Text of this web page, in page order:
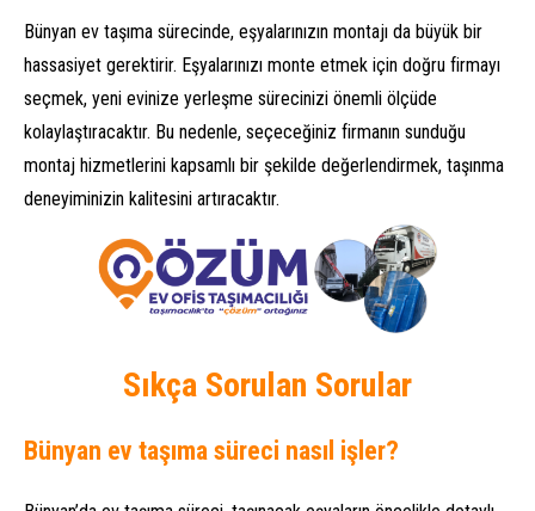
Bünyan ev taşıma sürecinde, eşyalarınızın montajı da büyük bir
hassasiyet gerektirir. Eşyalarınızı monte etmek için doğru firmayı
seçmek, yeni evinize yerleşme sürecinizi önemli ölçüde
kolaylaştıracaktır. Bu nedenle, seçeceğiniz firmanın sunduğu
montaj hizmetlerini kapsamlı bir şekilde değerlendirmek, taşınma
deneyiminizin kalitesini artıracaktır.
Sıkça Sorulan Sorular
Bünyan ev taşıma süreci nasıl işler?